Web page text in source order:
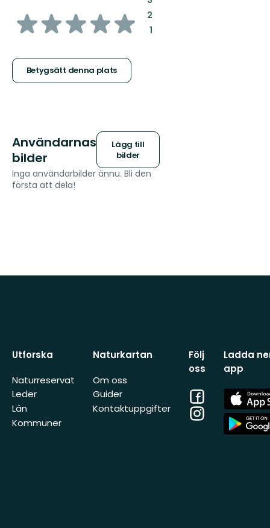
av
stjärnor
Betygsätt denna plats
2:
1:
Användarnas
bilder
Lägg till
bilder
Inga användarbilder ännu. Bli den
första att dela!
Utforska
Naturreservat
Leder
Län
Kommuner
Naturkartan
Om oss
Guider
Kontaktuppgifter
Följ
oss
Facebook
Instagram
Ladda
app
App
Store
App
Store